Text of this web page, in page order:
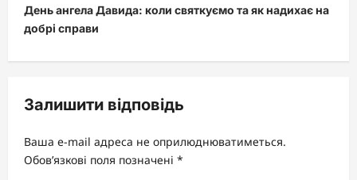
n
a
v
g
a
t
День ангела Давида: коли святкуємо та як надихає на
добрі справи
Залишити відповідь
Ваша e-mail адреса не оприлюднюватиметься.
Обов’язкові поля позначені *